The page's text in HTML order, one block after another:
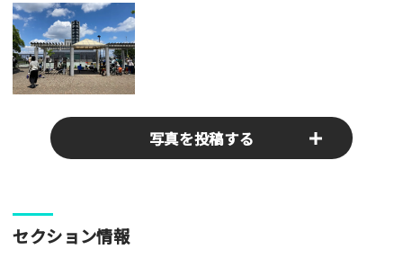
写真を投稿する
パークやスポットの写真をぜひお送りください！あなたの写真
がみんなの参考となります！
セクション情報